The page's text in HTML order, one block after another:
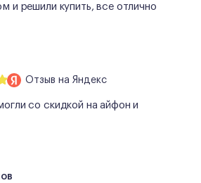
и решили купить, все отлично
Отзыв на Яндекс
со скидкой на айфон и